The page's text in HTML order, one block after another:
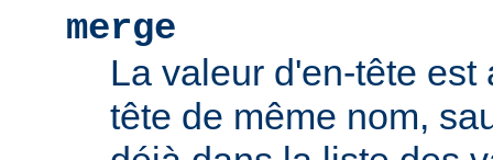
merge
La valeur d'en-tête est
tête de même nom,